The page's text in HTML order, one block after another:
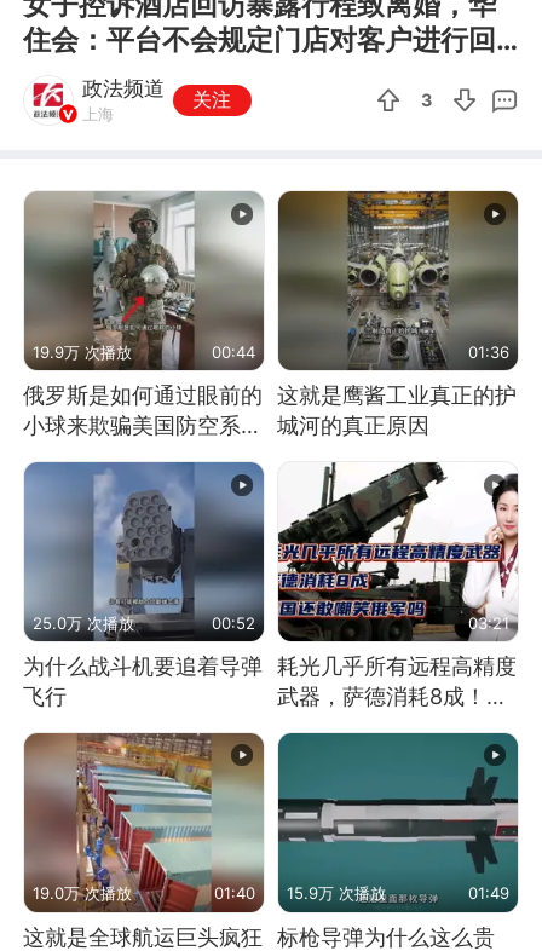
住会：平台不会规定门店对客户进行回
访
政法频道
上海
关注 3
19.9万 次播放 00:44
俄罗斯是如何通过眼前的
小球来欺骗美国防空系统
的
01:36
这就是鹰酱工业真正的护
城河的真正原因
25.0万 次播放 00:52
为什么战斗机要追着导弹
飞行
03:21
耗光几乎所有远程高精度
武器，萨德消耗8成！美
19.0万 次播放 01:40
这就是全球航运巨头疯狂
15.9万 次播放 01:49
标枪导弹为什么这么贵